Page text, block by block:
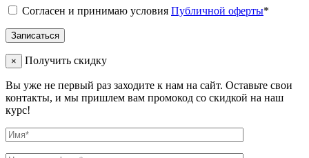
Согласен и принимаю условия Публичной оферты*
× Получить скидку
Вы уже не первый раз заходите к нам на сайт. Оставьте свои
контакты, и мы пришлем вам промокод со скидкой на наш
курс!